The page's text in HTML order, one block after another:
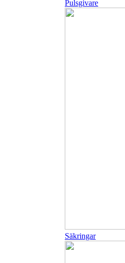
Pulsgivare
Säkringar